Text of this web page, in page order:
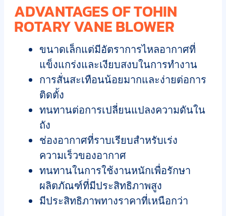
ADVANTAGES OF TOHIN
ROTARY VANE BLOWER
ขนาดเล็กแต่มีอัตราการไหลอากาศที่
แข็งแกร่งและเงียบสงบในการทำงาน
การสั่นสะเทือนน้อยมากและง่ายต่อการ
ติดตั้ง
ทนทานต่อการเปลี่ยนแปลงความดันใน
ถัง
ช่องอากาศที่ราบเรียบสำหรับเร่ง
ความเร็วของอากาศ
ทนทานในการใช้งานหนักเพื่อรักษา
ผลิตภัณฑ์ที่มีประสิทธิภาพสูง
มีประสิทธิภาพทางราคาที่เหนือกว่า